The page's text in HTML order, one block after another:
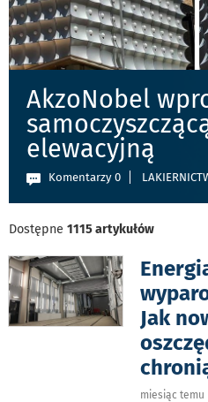
AkzoNobel
elewacyjną
Komentarzy 0
Dostępne 1115 artykułów
Jak
miesiąc temu